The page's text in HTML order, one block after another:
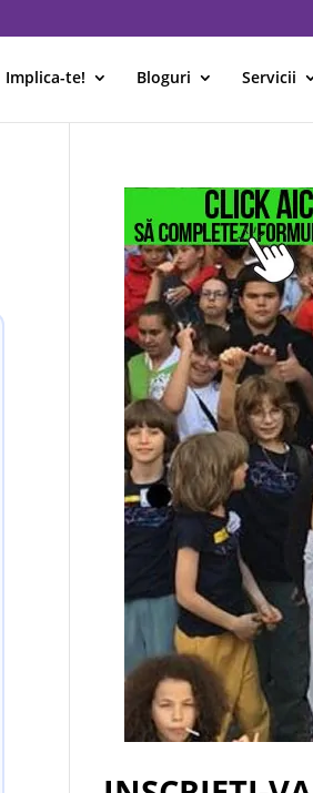
Implica-te! Bloguri Servicii